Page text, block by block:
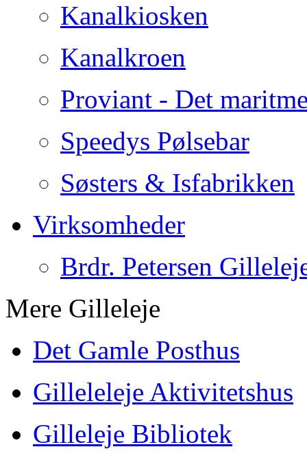
Kanalkiosken
Kanalkroen
Proviant - Det
Speedys Pølsebar
Søsters & Isfabrikken
Virksomheder
Brdr. Petersen
Mere Gilleleje
Det Gamle Posthus
Gilleleleje Aktivitetshus
Gilleleje Bibliotek